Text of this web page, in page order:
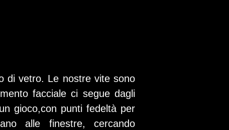
di vetro. Le nostre vite sono
facciale ci segue dagli
gioco,con punti fedeltà per
alle finestre, cercando